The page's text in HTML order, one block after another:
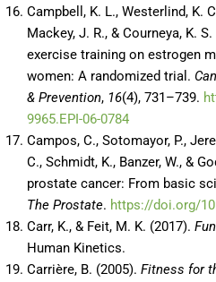
Campbell, K. L., Westerlind, K.
Mackey, J. R., & Courneya, K.
exercise training on estrogen
women: A randomized trial.
& Prevention, 16(4), 731–739.
9965.EPI-06-0784
Campos, C., Sotomayor, P.,
C., Schmidt, K., Banzer, W., &
prostate cancer: From basic
The Prostate. https://doi.org/
Carr, K., & Feit, M. K. (2017).
Human Kinetics.
Carrière, B. (2005). Fitness for